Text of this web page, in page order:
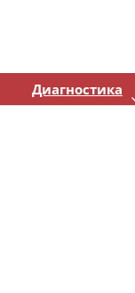
Диагностика